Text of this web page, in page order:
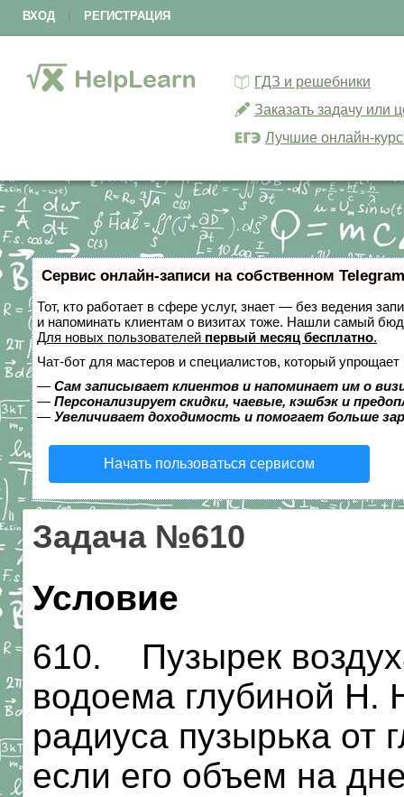
ВХОД РЕГИСТРАЦИЯ
ГДЗ и решебники
Заказать задачу или
Лучшие онлайн-
Сервис онлайн-записи на собственном
Тот, кто работает в сфере услуг, знает — без ведения
и напоминать клиентам о визитах тоже. Нашли самый
Для новых пользователей первый месяц бесплатно.
Чат-бот для мастеров и специалистов, который упрощает
— Сам записывает клиентов и напоминает им о
— Персонализирует скидки, чаевые, кэшбэк и
— Увеличивает доходимость и помогает больше
Начать пользоваться сервисом
Задача №610
Условие
610. Пузырек
водоема глубиной Н.
радиуса пузырька от
если его объем на